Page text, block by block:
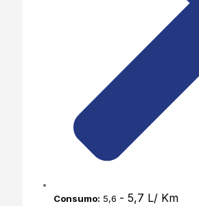
Consumo: 5,6 - 5,7 L/ Km